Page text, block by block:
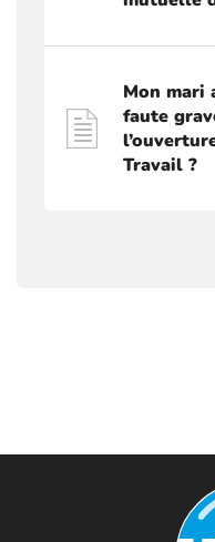
Mon mari
faute
Travail ?